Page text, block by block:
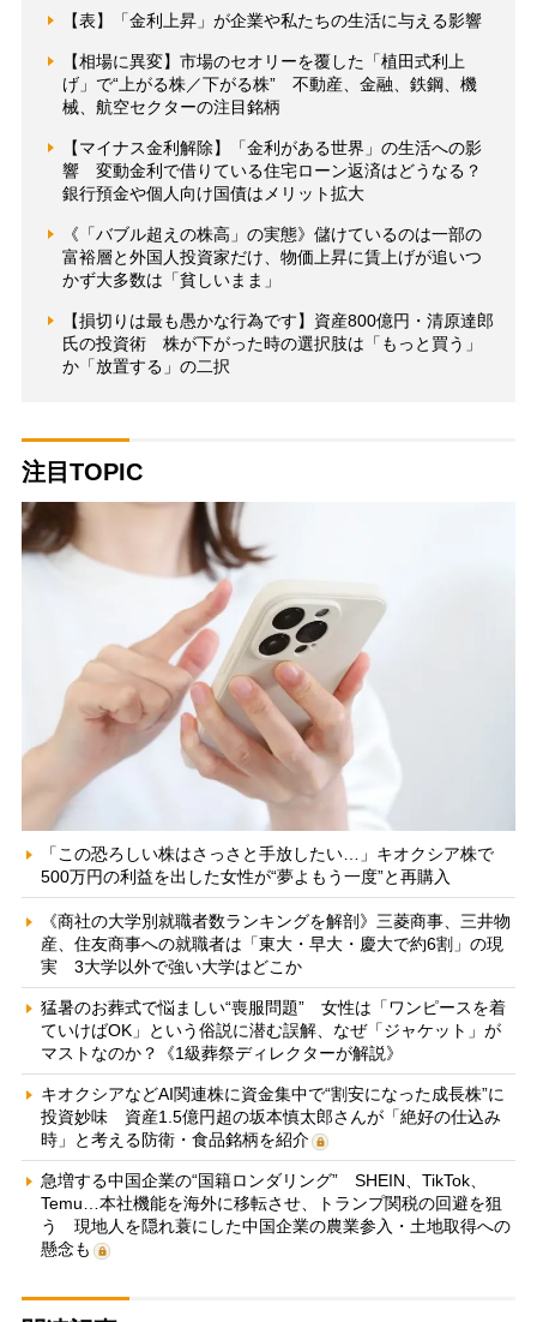
【表】「金利上昇」が企業や私たちの生活に与える影響
【相場に異変】市場のセオリーを覆した「植田式利上
げ」で“上がる株／下がる株” 不動産、金融、鉄鋼、機
械、航空セクターの注目銘柄
【マイナス金利解除】「金利がある世界」の生活への影
響 変動金利で借りている住宅ローン返済はどうなる？
銀行預金や個人向け国債はメリット拡大
《「バブル超えの株高」の実態》儲けているのは一部の
富裕層と外国人投資家だけ、物価上昇に賃上げが追いつ
かず大多数は「貧しいまま」
【損切りは最も愚かな行為です】資産800億円・清原達郎
氏の投資術 株が下がった時の選択肢は「もっと買う」
か「放置する」の二択
注目TOPIC
「この恐ろしい株はさっさと手放したい…」キオクシア株で
500万円の利益を出した女性が“夢よもう一度”と再購入
《商社の大学別就職者数ランキングを解剖》三菱商事、三井物
産、住友商事への就職者は「東大・早大・慶大で約6割」の現
実 3大学以外で強い大学はどこか
猛暑のお葬式で悩ましい“喪服問題” 女性は「ワンピースを着
ていけばOK」という俗説に潜む誤解、なぜ「ジャケット」が
マストなのか？《1級葬祭ディレクターが解説》
キオクシアなどAI関連株に資金集中で“割安になった成長株”に
投資妙味 資産1.5億円超の坂本慎太郎さんが「絶好の仕込み
時」と考える防衛・食品銘柄を紹介
急増する中国企業の“国籍ロンダリング” SHEIN、TikTok、
Temu…本社機能を海外に移転させ、トランプ関税の回避を狙
う 現地人を隠れ蓑にした中国企業の農業参入・土地取得への
懸念も